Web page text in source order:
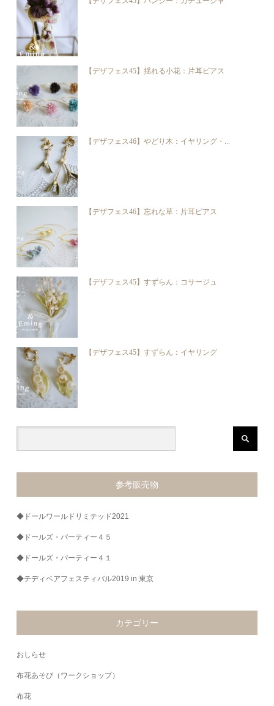
【デザフェス45】揺れる小花：片耳ピアス
【デザフェス46】やどり木：イヤリング・...
【デザフェス46】忘れな草：片耳ピアス
【デザフェス45】すずらん：コサージュ
【デザフェス45】すずらん：イヤリング
参考販売物
◆ドールワールドリミテッド2021
◆ドールズ・パーティー４５
◆ドールズ・パーティー４１
◆テディベアフェスティバル2019 in 東京
カテゴリー
おしらせ
布花あそび（ワークショップ）
布花